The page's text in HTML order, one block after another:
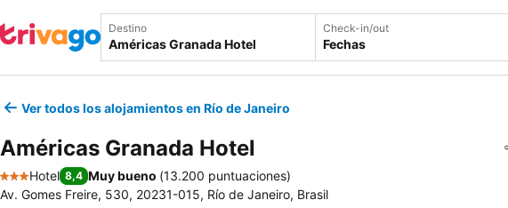
Destino Check-in/out
Fechas
Ver todos los alojamientos en Río de Janeiro
Américas Granada Hotel
3 Estrellas
Hotel 8,4 Muy bueno (13.200 puntuaciones)
Av. Gomes Freire, 530, 20231-015, Río de Janeiro, Brasil